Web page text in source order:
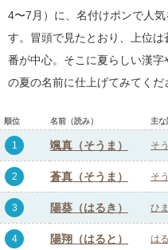
4〜7月）に、名付けポンで人
す。冒頭で見たとおり、上位
番が中心。そこに夏らしい漢
の夏の名前に仕上げてみてくだ
順位 名前（読み） 主な
1 颯真（そうま） そ
2 蒼真（そうま） そ
3 陽葵（はるき） ひ
4 陽翔（はると） は